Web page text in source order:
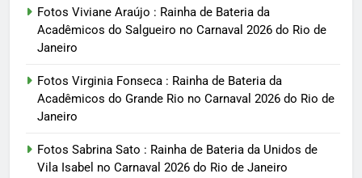
Fotos Viviane Araújo : Rainha de Bateria da
Acadêmicos do Salgueiro no Carnaval 2026 do Rio de
Janeiro
Fotos Virginia Fonseca : Rainha de Bateria da
Acadêmicos do Grande Rio no Carnaval 2026 do Rio de
Janeiro
Fotos Sabrina Sato : Rainha de Bateria da Unidos de
Vila Isabel no Carnaval 2026 do Rio de Janeiro